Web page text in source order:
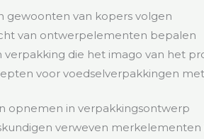
gewoonten van kopers volgen
van ontwerpelementen bepalen
verpakking die het imago van het
voor voedselverpakkingen
opnemen in verpakkingsontwerp
verweven